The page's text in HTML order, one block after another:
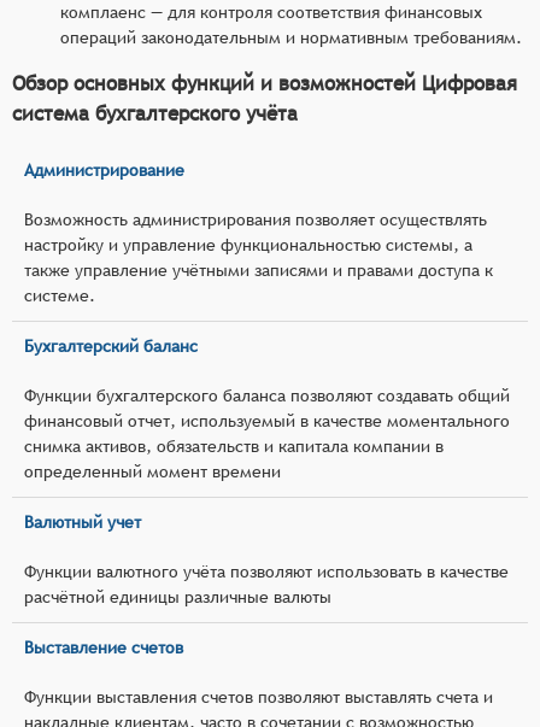
комплаенс — для контроля соответствия финансовых
операций законодательным и нормативным требованиям.
Обзор основных функций и возможностей Цифровая
система бухгалтерского учёта
Администрирование
Возможность администрирования позволяет осуществлять
настройку и управление функциональностью системы, а
также управление учётными записями и правами доступа к
системе.
Бухгалтерский баланс
Функции бухгалтерского баланса позволяют создавать общий
финансовый отчет, используемый в качестве моментального
снимка активов, обязательств и капитала компании в
определенный момент времени
Валютный учет
Функции валютного учёта позволяют использовать в качестве
расчётной единицы различные валюты
Выставление счетов
Функции выставления счетов позволяют выставлять счета и
накладные клиентам, часто в сочетании с возможностью